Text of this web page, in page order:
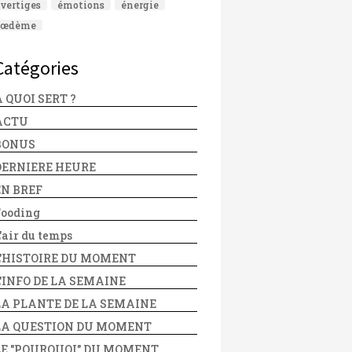
vertiges émotions
énergie
œdème
QUOI SERT ?
HEURE
BREF
du temps
DU MOMENT
DE LA SEMAINE
PLANTE DE LA SEMAINE
QUESTION DU MOMENT